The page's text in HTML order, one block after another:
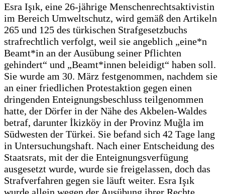
Esra Işık, eine 26-jährige Menschenrechtsaktivistin
im Bereich Umweltschutz, wird gemäß den Artikeln
265 und 125 des türkischen Strafgesetzbuchs
strafrechtlich verfolgt, weil sie angeblich „eine*n
Beamt*in an der Ausübung seiner Pflichten
gehindert“ und „Beamt*innen beleidigt“ haben soll.
Sie wurde am 30. März festgenommen, nachdem sie
an einer friedlichen Protestaktion gegen einen
dringenden Enteignungsbeschluss teilgenommen
hatte, der Dörfer in der Nähe des Akbelen-Waldes
betraf, darunter İkizköy in der Provinz Muğla im
Südwesten der Türkei. Sie befand sich 42 Tage lang
in Untersuchungshaft. Nach einer Entscheidung des
Staatsrats, mit der die Enteignungsverfügung
ausgesetzt wurde, wurde sie freigelassen, doch das
Strafverfahren gegen sie läuft weiter. Esra Işık